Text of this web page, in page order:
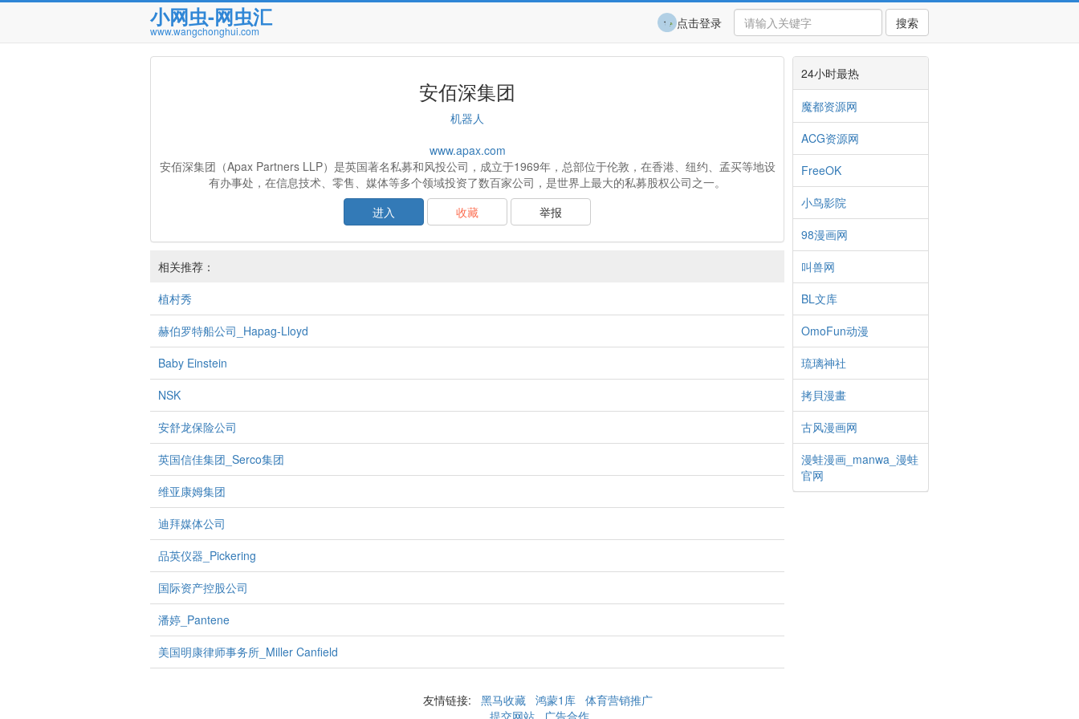
小网虫-网虫汇
www.wangchonghui.com 搜索
点击登录
安佰深集团
机器人
www.apax.com
安佰深集团（Apax Partners LLP）是英国著名私募和风投公司，成立于1969年，总部位于伦敦，在香港、纽约、孟买等地设
有办事处，在信息技术、零售、媒体等多个领域投资了数百家公司，是世界上最大的私募股权公司之一。
进入
收藏 举报
相关推荐：
植村秀
赫伯罗特船公司_Hapag-Lloyd
Baby Einstein
NSK
安舒龙保险公司
英国信佳集团_Serco集团
维亚康姆集团
迪拜媒体公司
品英仪器_Pickering
国际资产控股公司
潘婷_Pantene
美国明康律师事务所_Miller Canfield
24小时最热
魔都资源网
ACG资源网
FreeOK
小鸟影院
98漫画网
叫兽网
BL文库
OmoFun动漫
琉璃神社
拷貝漫畫
古风漫画网
漫蛙漫画_manwa_漫蛙
官网
友情链接: 黑马收藏 鸿蒙1库 体育营销推广
提交网站
广告合作